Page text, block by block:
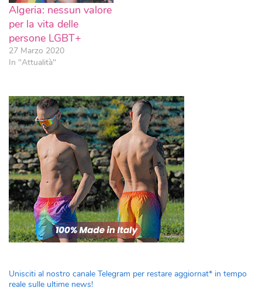
Algeria: nessun valore
per la vita delle
persone LGBT+
27 Marzo 2020
In "Attualità"
Unisciti al nostro canale Telegram per restare aggiornat* in tempo
reale sulle ultime news!